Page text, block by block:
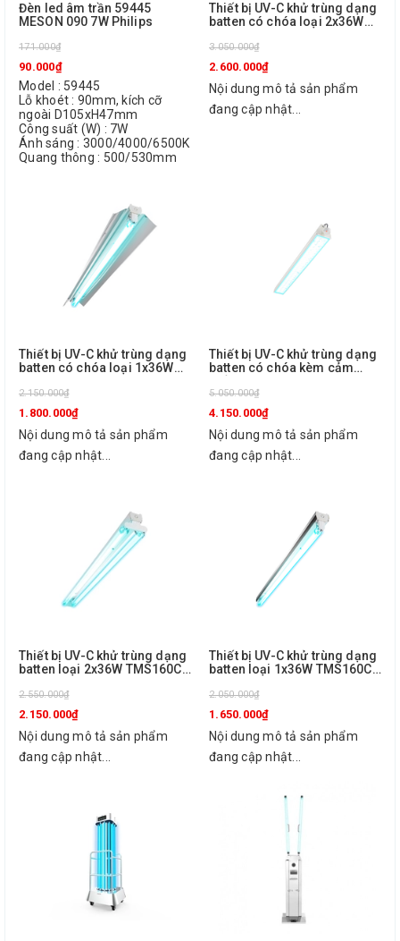
Đèn led âm trần 59445
MESON 090 7W Philips
171.000₫
90.000₫
Model : 59445
Lỗ khoét : 90mm, kích cỡ
ngoài D105xH47mm
Công suất (W) : 7W
Ánh sáng : 3000/4000/6500K
Quang thông : 500/530mm
Thiết bị UV-C khử trùng dạng
batten có chóa loại 2x36W
R Philips
3.050.000₫
2.600.000₫
Nội dung mô tả sản phẩm
đang cập nhật...
Thiết bị UV-C khử trùng dạng
batten có chóa loại 1x36W
R Philips
2.150.000₫
1.800.000₫
Nội dung mô tả sản phẩm
đang cập nhật...
Thiết bị UV-C khử trùng dạng
batten có chóa kèm cảm
1X36W TUV SLV/6 R Sensor
Philips
5.050.000₫
4.150.000₫
Nội dung mô tả sản phẩm
đang cập nhật...
Thiết bị UV-C khử trùng dạng
batten loại 2x36W TMS160C
2.550.000₫
2.150.000₫
Nội dung mô tả sản phẩm
đang cập nhật...
Thiết bị UV-C khử trùng dạng
batten loại 1x36W TMS160C
2.050.000₫
1.650.000₫
Nội dung mô tả sản phẩm
đang cập nhật...